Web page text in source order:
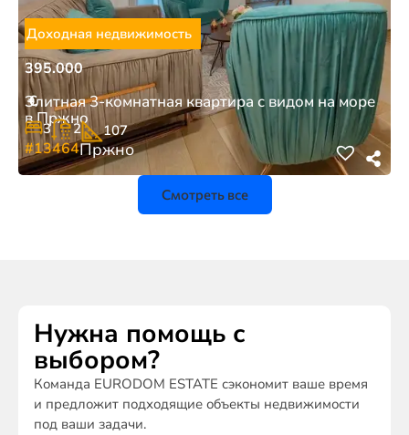
395.000
€
Элитная 3-комнатная квартира с видом на море
в Пржно
3 2 107
#13464Пржно
Доходная недвижимость
Смотреть все
Нужна помощь с
выбором?
Команда EURODOM ESTATE сэкономит ваше время
и предложит подходящие объекты недвижимости
под ваши задачи.